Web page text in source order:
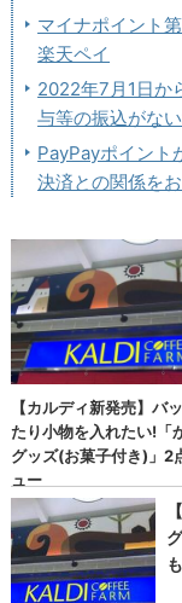
マイナポイント
楽天ペイ
2022年7月1日か
与等の振込がな
PayPayポイン
決済との関係を